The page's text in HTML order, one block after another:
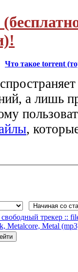
Что такое torrent
а лишь
,
трекер ::
Metalcore, Metal